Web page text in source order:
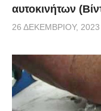
αυτοκινήτων
26 ΔΕΚΕΜΒΡΊΟΥ, 2023